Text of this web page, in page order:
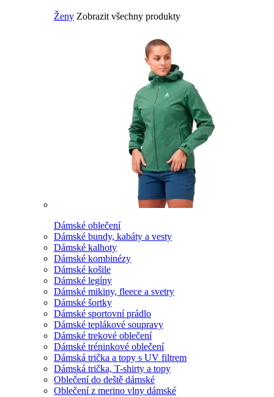
Ženy Zobrazit všechny produkty
Dámské oblečení
Dámské bundy, kabáty a vesty
Dámské kalhoty
Dámské kombinézy
Dámské košile
Dámské legíny
Dámské mikiny, fleece a svetry
Dámské šortky
Dámské sportovní prádlo
Dámské teplákové soupravy
Dámské trekové oblečení
Dámské tréninkové oblečení
Dámská trička a topy s UV filtrem
Dámská trička, T-shirty a topy
Oblečení do deště dámské
Oblečení z merino vlny dámské